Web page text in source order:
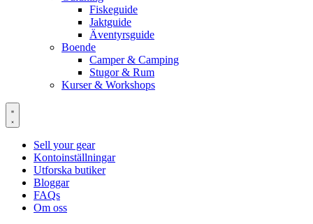
Fiskeguide
Jaktguide
Äventyrsguide
Boende
Camper & Camping
Stugor & Rum
Kurser & Workshops
Sell your gear
Kontoinställningar
Utforska butiker
Bloggar
FAQs
Om oss